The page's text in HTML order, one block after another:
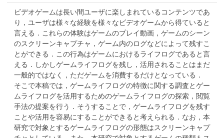
ビデオゲームは長い間ユーザに楽しまれているコンテンツであ
り，ユーザは様々な経験を様々なビデオゲームから得ていると
言える．これらの体験はゲームのプレイ動画，ゲームのシーン
のスクリーンキャプチャ，ゲーム内のログなどによって残すこ
とができる．この行為はゲームにおけるライフログであると言
える．しかしゲームライフログを残し，活用されることはまだ
一般的ではなく，ただゲームを消費するだけとなっている．
そこで本稿では，ゲームライフログの特徴に関する調査とゲー
ムライフログを活用するためのゲームライフログの探索，閲覧
手法の提案を行う．そうすることで，ゲームライフログを残す
ことや活用を容易にすることができると考えられる．なお，本
研究で対象とするゲームライフログの形態はスクリーンキャプ